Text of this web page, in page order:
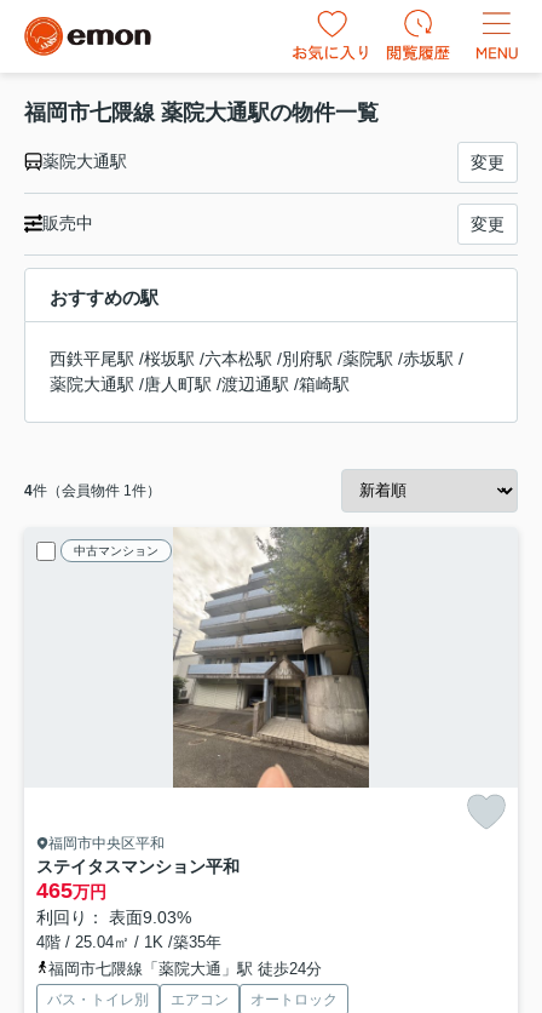
福岡市七隈線 薬院大通駅の物件一覧
薬院大通駅 変更
販売中 変更
おすすめの駅
西鉄平尾駅 /桜坂駅 /六本松駅 /別府駅 /薬院駅 /赤坂駅 /
薬院大通駅 /唐人町駅 /渡辺通駅 /箱崎駅
4件（会員物件 1件）
中古マンション
福岡市中央区平和
ステイタスマンション平和
465万円
利回り： 表面9.03%
4階 / 25.04㎡ / 1K /築35年
福岡市七隈線「薬院大通」駅 徒歩24分
バス・トイレ別 エアコン オートロック